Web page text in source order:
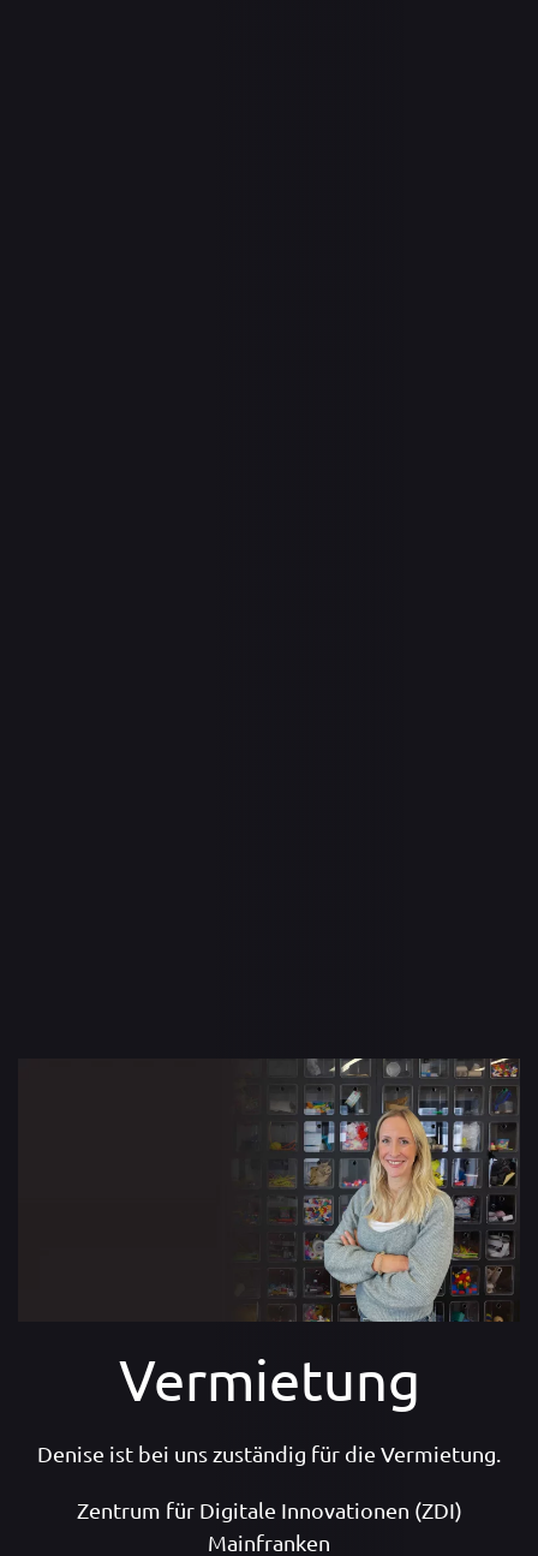
Vermietung
Denise ist bei uns zuständig für die Vermietung.
Zentrum für Digitale Innovationen (ZDI)
Mainfranken